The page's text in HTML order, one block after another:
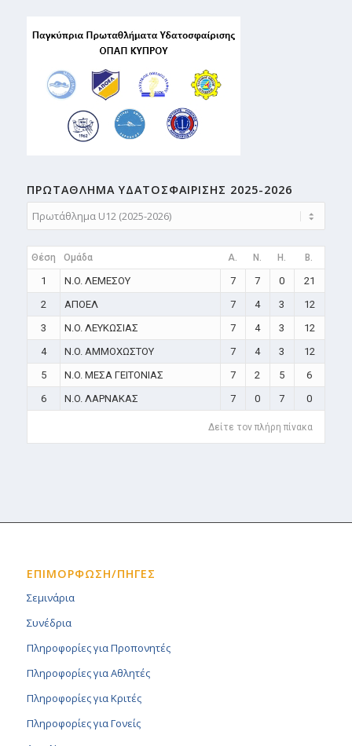
ΠΡΩΤΑΘΛΗMA ΥΔΑΤΟΣΦΑΙΡΙΣΗΣ 2025-2026
Θέση Ομάδα A. N. H. B.
1 N.O. ΛΕΜΕΣΟΥ 7 7 0
21
2
ΑΠΟΕΛ 7 4 3
12
3
N.O. ΛΕΥΚΩΣΙΑΣ 7 4 3
12
4
N.O. ΑΜΜΟΧΩΣΤΟΥ 7 4 3
12
5
N.O. ΜΕΣΑ ΓΕΙΤΟΝΙΑΣ 7 2 5
6
6
N.O. ΛΑΡΝΑΚΑΣ 7 0 7 0
Δείτε τον πλήρη πίνακα
ΕΠΙΜΟΡΦΩΣΗ/ΠΗΓΕΣ
Σεμινάρια
Συνέδρια
Πληροφορίες για Προπονητές
Πληροφορίες για Αθλητές
Πληροφορίες για Κριτές
Πληροφορίες για Γονείς